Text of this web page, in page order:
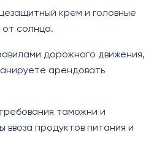
крем и головные
солнца.
дорожного движения,
арендовать
таможни и
ввоза продуктов питания и